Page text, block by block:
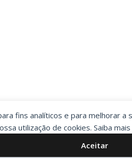
fins analíticos e para melhorar a
utilização de cookies. Saiba
Aceitar